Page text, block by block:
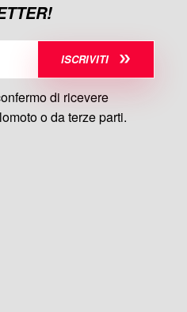
ISCRIVITI
di ricevere
o da terze parti.